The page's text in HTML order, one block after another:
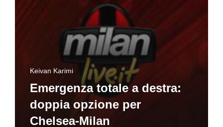
Keivan Karimi
Emergenza totale a destra:
doppia opzione per
Chelsea-Milan